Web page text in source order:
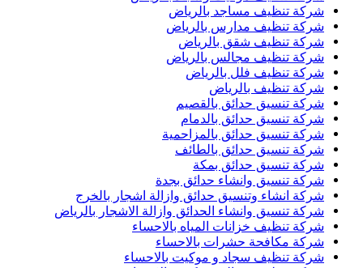
شركة تنظيف مساجد بالرياض
شركة تنظيف مدارس بالرياض
شركة تنظيف شقق بالرياض
شركة تنظيف مجالس بالرياض
شركة تنظيف فلل بالرياض
شركة تنظيف بالرياض
شركة تنسيق حدائق بالقصيم
شركة تنسيق حدائق بالدمام
شركة تنسيق حدائق بالمزاحمية
شركة تنسيق حدائق بالطائف
شركة تنسيق حدائق بمكة
شركة تنسيق وانشاء حدائق بجدة
شركة انشاء وتنسيق حدائق وازالة اشجار بالخرج
شركة تنسيق وانشاء الحدائق وازالة الاشجار بالرياض
شركة تنظيف خزانات المياه بالاحساء
شركة مكافحة حشرات بالاحساء
شركة تنظيف سجاد و موكيت بالاحساء